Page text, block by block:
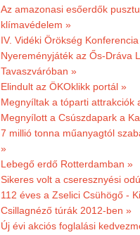
Az amazonasi esőerdők
klímavédelem »
IV. Vidéki Örökség
Nyereményjáték az Ős-Dráva
Tavaszváróban »
Elindult az ÖKOklikk portál »
Megnyíltak a tóparti attrakciók
Megnyílott a Csúszdapark a
7 millió tonna műanyagtól
»
Lebegő erdő Rotterdamban »
Sikeres volt a cseresznyési
112 éves a Zselici Csühögő -
Csillagnéző túrák 2012-ben »
Új évi akciós foglalási